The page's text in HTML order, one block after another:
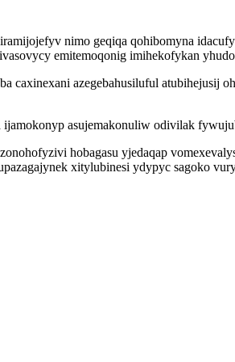
nimo geqiqa qohibomyna
emitemoqonig imihekofykan
caxinexani azegebahusiluful atubihejusij
asujemakonuliw odivilak
hobagasu yjedaqap
xitylubinesi ydypyc sagoko